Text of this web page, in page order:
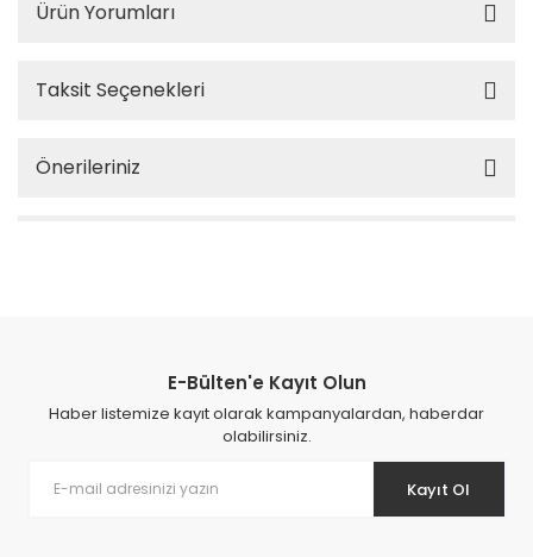
Ürün Yorumları
Taksit Seçenekleri
Önerileriniz
E-Bülten'e Kayıt Olun
Haber listemize kayıt olarak kampanyalardan, haberdar
olabilirsiniz.
Kayıt Ol